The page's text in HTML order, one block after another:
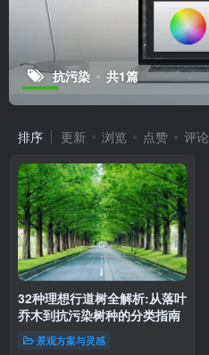
抗污染 共1篇
排序 更新 浏览 点赞 评论
32种理想行道树全解析:从落叶
乔木到抗污染树种的分类指南
景观方案与灵感